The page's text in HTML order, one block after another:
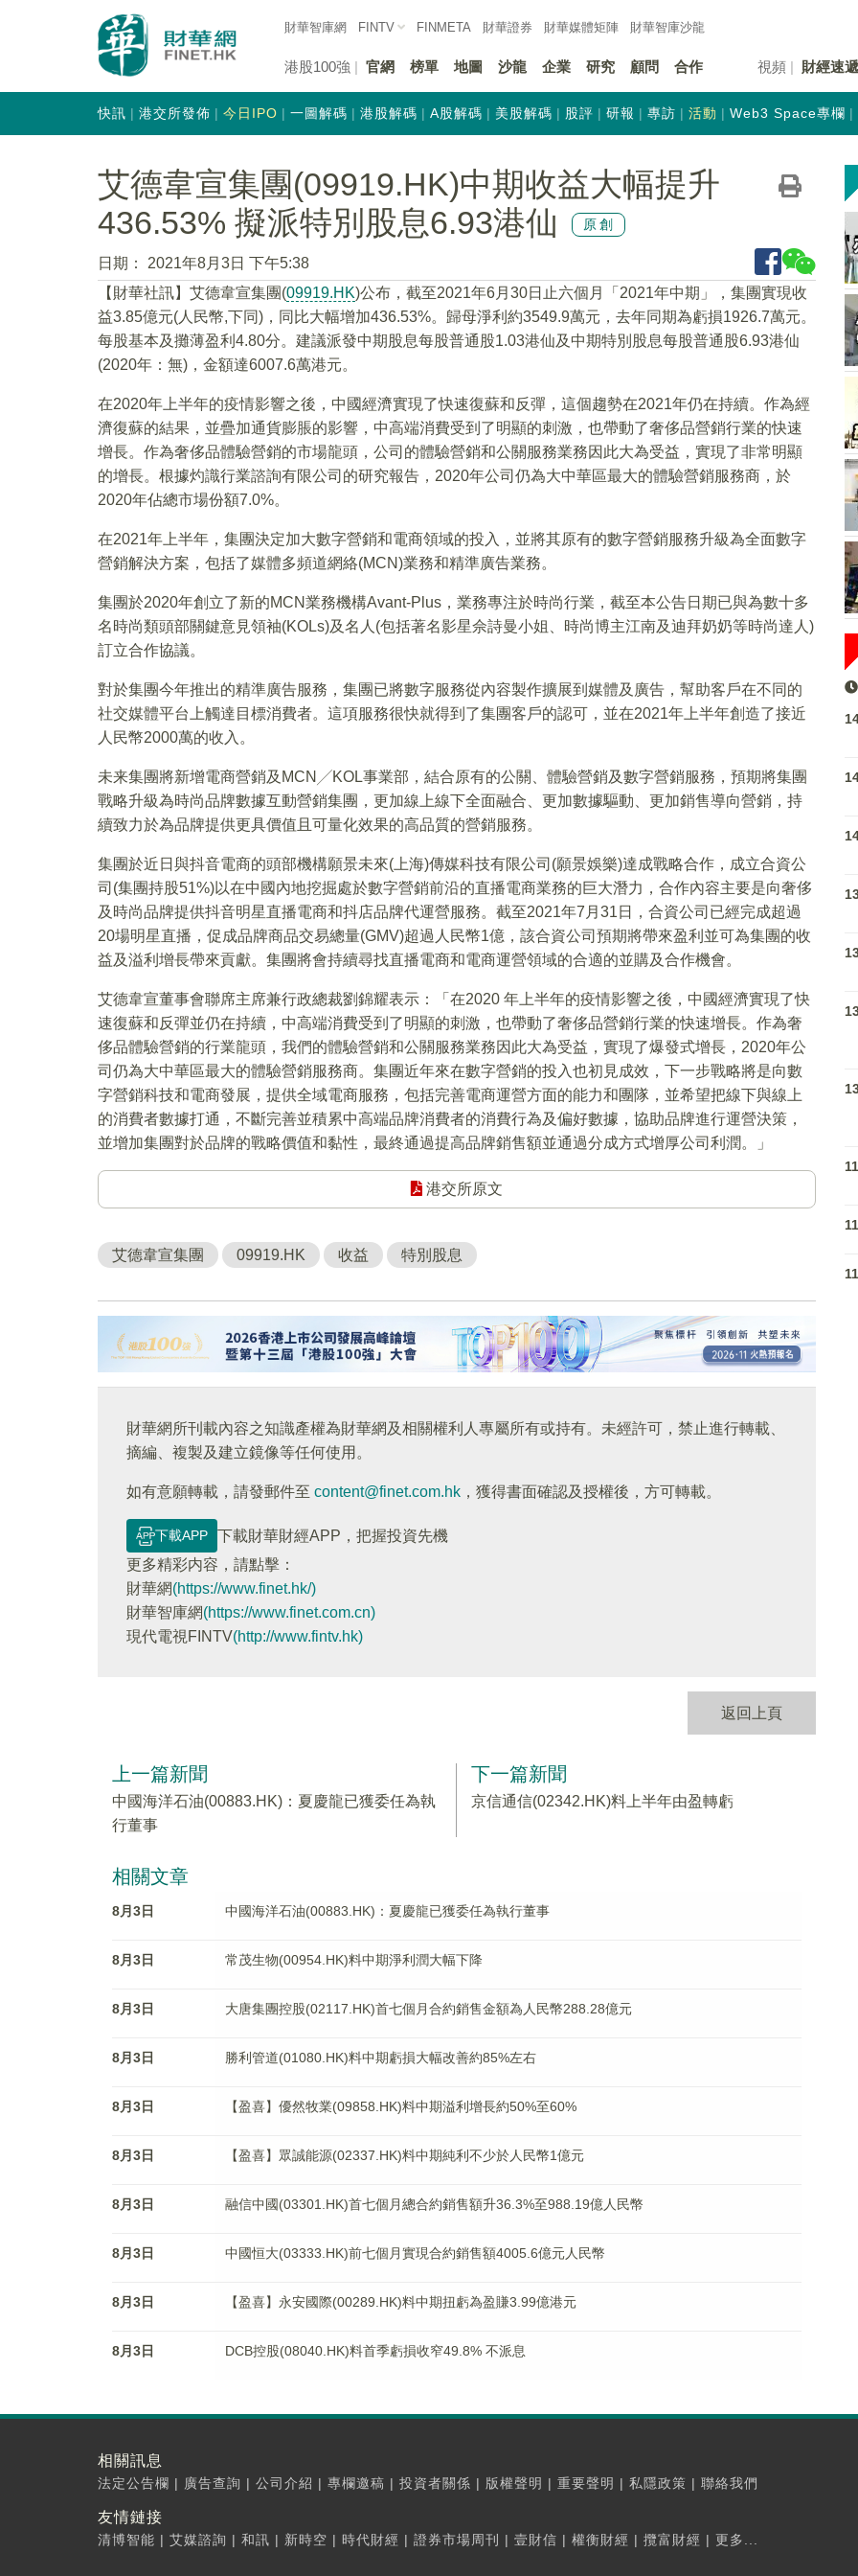
財華智庫網 FINTV FINMETA 財華證券 財華媒體矩陣 財華智庫沙龍
港股100強 官網 榜單 地圖 沙龍 企業 研究 顧問 合作 視頻 財經速遞
快訊 港交所發佈 今日IPO 一圖解碼 港股解碼 A股解碼 美股解碼 股評 研報 專訪 活動 Web3 Space專欄
艾德韋宣集團(09919.HK)中期收益大幅提升
436.53% 擬派特別股息6.93港仙
原創
日期：
2021年8月3日 下午5:38
【財華社訊】艾德韋宣集團(09919.HK)公布，截至2021年6月30日止六個月「2021年中期」，集團實現收
益3.85億元(人民幣,下同)，同比大幅增加436.53%。歸母淨利約3549.9萬元，去年同期為虧損1926.7萬元。
每股基本及攤薄盈利4.80分。建議派發中期股息每股普通股1.03港仙及中期特別股息每股普通股6.93港仙
(2020年：無)，金額達6007.6萬港元。
在2020年上半年的疫情影響之後，中國經濟實現了快速復蘇和反彈，這個趨勢在2021年仍在持續。作為經
濟復蘇的結果，並疊加通貨膨脹的影響，中高端消費受到了明顯的刺激，也帶動了奢侈品營銷行業的快速
增長。作為奢侈品體驗營銷的市場龍頭，公司的體驗營銷和公關服務業務因此大為受益，實現了非常明顯
的增長。根據灼識行業諮詢有限公司的研究報告，2020年公司仍為大中華區最大的體驗營銷服務商，於
2020年佔總市場份額7.0%。
在2021年上半年，集團決定加大數字營銷和電商領域的投入，並將其原有的數字營銷服務升級為全面數字
營銷解決方案，包括了媒體多頻道網絡(MCN)業務和精準廣告業務。
集團於2020年創立了新的MCN業務機構Avant-Plus，業務專注於時尚行業，截至本公告日期已與為數十多
名時尚類頭部關鍵意見領袖(KOLs)及名人(包括著名影星佘詩曼小姐、時尚博主江南及迪拜奶奶等時尚達人)
訂立合作協議。
對於集團今年推出的精準廣告服務，集團已將數字服務從內容製作擴展到媒體及廣告，幫助客戶在不同的
社交媒體平台上觸達目標消費者。這項服務很快就得到了集團客戶的認可，並在2021年上半年創造了接近
人民幣2000萬的收入。
未来集團將新增電商營銷及MCN╱KOL事業部，結合原有的公關、體驗營銷及數字營銷服務，預期將集團
戰略升級為時尚品牌數據互動營銷集團，更加線上線下全面融合、更加數據驅動、更加銷售導向營銷，持
續致力於為品牌提供更具價值且可量化效果的高品質的營銷服務。
集團於近日與抖音電商的頭部機構願景未來(上海)傳媒科技有限公司(願景娛樂)達成戰略合作，成立合資公
司(集團持股51%)以在中國內地挖掘處於數字營銷前沿的直播電商業務的巨大潛力，合作內容主要是向奢侈
及時尚品牌提供抖音明星直播電商和抖店品牌代運營服務。截至2021年7月31日，合資公司已經完成超過
20場明星直播，促成品牌商品交易總量(GMV)超過人民幣1億，該合資公司預期將帶來盈利並可為集團的收
益及溢利增長帶來貢獻。集團將會持續尋找直播電商和電商運營領域的合適的並購及合作機會。
艾德韋宣董事會聯席主席兼行政總裁劉錦耀表示：「在2020 年上半年的疫情影響之後，中國經濟實現了快
速復蘇和反彈並仍在持續，中高端消費受到了明顯的刺激，也帶動了奢侈品營銷行業的快速增長。作為奢
侈品體驗營銷的行業龍頭，我們的體驗營銷和公關服務業務因此大為受益，實現了爆發式增長，2020年公
司仍為大中華區最大的體驗營銷服務商。集團近年來在數字營銷的投入也初見成效，下一步戰略將是向數
字營銷科技和電商發展，提供全域電商服務，包括完善電商運營方面的能力和團隊，並希望把線下與線上
的消費者數據打通，不斷完善並積累中高端品牌消費者的消費行為及偏好數據，協助品牌進行運營決策，
並增加集團對於品牌的戰略價值和黏性，最終通過提高品牌銷售額並通過分成方式增厚公司利潤。」
港交所原文
艾德韋宣集團 09919.HK 收益 特別股息
財華網所刊載內容之知識產權為財華網及相關權利人專屬所有或持有。未經許可，禁止進行轉載、
摘編、複製及建立鏡像等任何使用。
如有意願轉載，請發郵件至 content@finet.com.hk ，獲得書面確認及授權後，方可轉載。
下載APP
下載財華財經APP，把握投資先機
更多精彩内容，請點擊：
財華網(https://www.finet.hk/)
財華智庫網(https://www.finet.com.cn)
現代電視FINTV(http://www.fintv.hk)
返回上頁
上一篇新聞
中國海洋石油(00883.HK)：夏慶龍已獲委任為執
行董事
下一篇新聞
京信通信(02342.HK)料上半年由盈轉虧
相關文章
8月3日 中國海洋石油(00883.HK)：夏慶龍已獲委任為執行董事
8月3日 常茂生物(00954.HK)料中期淨利潤大幅下降
8月3日 大唐集團控股(02117.HK)首七個月合約銷售金額為人民幣288.28億元
8月3日 勝利管道(01080.HK)料中期虧損大幅改善約85%左右
8月3日 【盈喜】優然牧業(09858.HK)料中期溢利增長約50%至60%
8月3日 【盈喜】眾誠能源(02337.HK)料中期純利不少於人民幣1億元
8月3日 融信中國(03301.HK)首七個月總合約銷售額升36.3%至988.19億人民幣
8月3日 中國恒大(03333.HK)前七個月實現合約銷售額4005.6億元人民幣
8月3日 【盈喜】永安國際(00289.HK)料中期扭虧為盈賺3.99億港元
8月3日 DCB控股(08040.HK)料首季虧損收窄49.8% 不派息
相關訊息
法定公告欄 | 廣告查詢 | 公司介紹 | 專欄邀稿 | 投資者關係 | 版權聲明 | 重要聲明 | 私隱政策 | 聯絡我們
友情鏈接
清博智能 | 艾媒諮詢 | 和訊 | 新時空 | 時代財經 | 證券市場周刊 | 壹財信 | 權衡財經 | 攬富財經 | 更多...